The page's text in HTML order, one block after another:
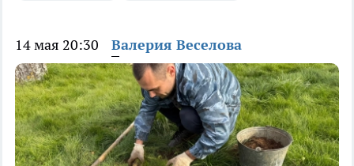
14 мая 20:30 Валерия Веселова